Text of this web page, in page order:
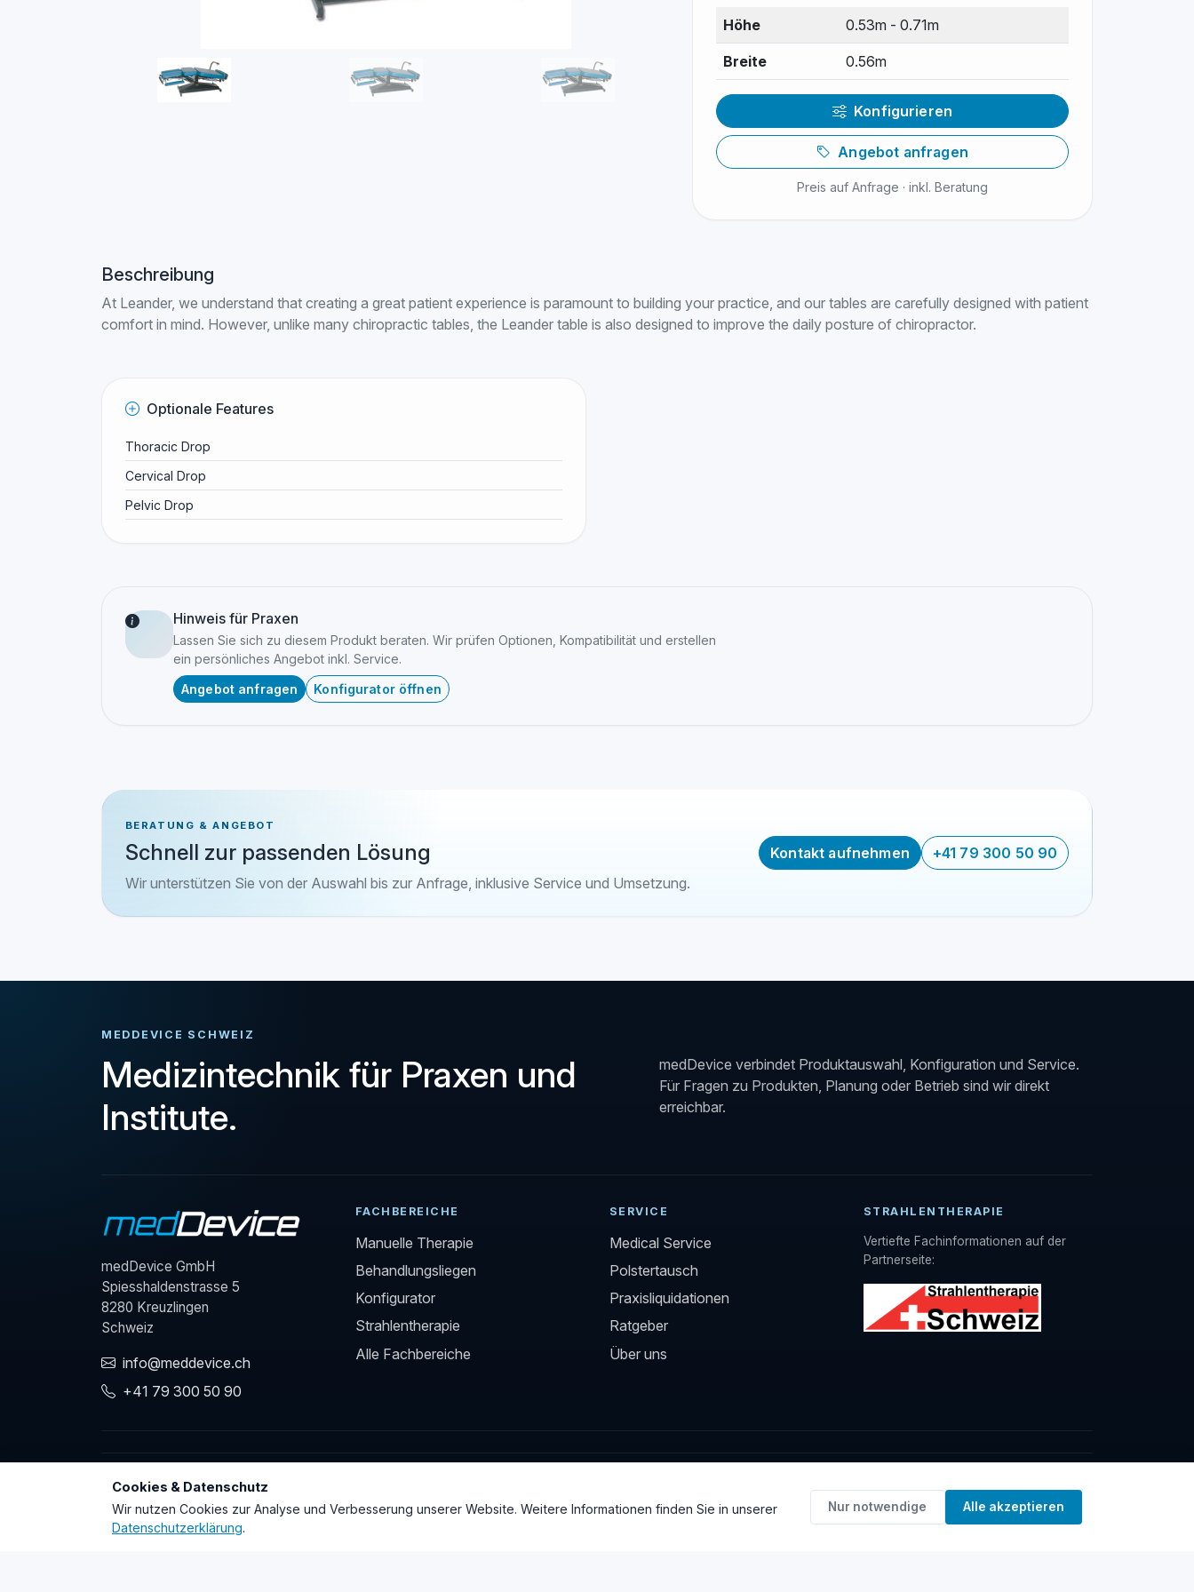
Höhe
0.53m - 0.71m
Breite 0.56m
Konfigurieren
Angebot anfragen
Preis auf Anfrage · inkl. Beratung
Beschreibung
At Leander, we understand that creating a great patient experience is paramount to building your practice, and our tables are carefully designed with patient
comfort in mind. However, unlike many chiropractic tables, the Leander table is also designed to improve the daily posture of chiropractor.
Optionale Features
Thoracic Drop
Cervical Drop
Pelvic Drop
Hinweis für Praxen
Lassen Sie sich zu diesem Produkt beraten. Wir prüfen Optionen, Kompatibilität und erstellen
ein persönliches Angebot inkl. Service.
Angebot anfragen
Konfigurator öffnen
BERATUNG & ANGEBOT
Schnell zur passenden Lösung
Wir unterstützen Sie von der Auswahl bis zur Anfrage, inklusive Service und Umsetzung.
Kontakt aufnehmen +41 79 300 50 90
MEDDEVICE SCHWEIZ
Medizintechnik für Praxen und
Institute.
medDevice verbindet Produktauswahl, Konfiguration und Service.
Für Fragen zu Produkten, Planung oder Betrieb sind wir direkt
erreichbar.
medDevice GmbH
Spiesshaldenstrasse 5
8280 Kreuzlingen
Schweiz
info@meddevice.ch
+41 79 300 50 90
FACHBEREICHE
Manuelle Therapie
Behandlungsliegen
Konfigurator
Strahlentherapie
Alle Fachbereiche
SERVICE
Medical Service
Polstertausch
Praxisliquidationen
Ratgeber
Über uns
STRAHLENTHERAPIE
Vertiefte Fachinformationen auf der
Partnerseite:
REGULATORISCHE KONFORMITÄT
Cookies & Datenschutz
Wir nutzen Cookies zur Analyse und Verbesserung unserer Website. Weitere Informationen finden Sie in unserer
Datenschutzerklärung.
Nur notwendige Alle akzeptieren